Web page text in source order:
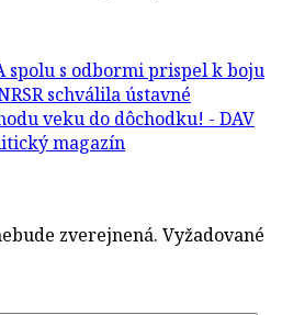
spolu s odbormi prispel k boju
schválila ústavné
veku do dôchodku! - DAV
magazín
zverejnená. Vyžadované